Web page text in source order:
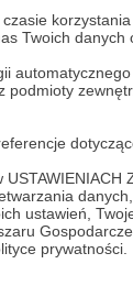
Twoich danych
ustawień,
prywatności.
które tworzą
się też
scenie
pytań, na które
nasz
zbiorem